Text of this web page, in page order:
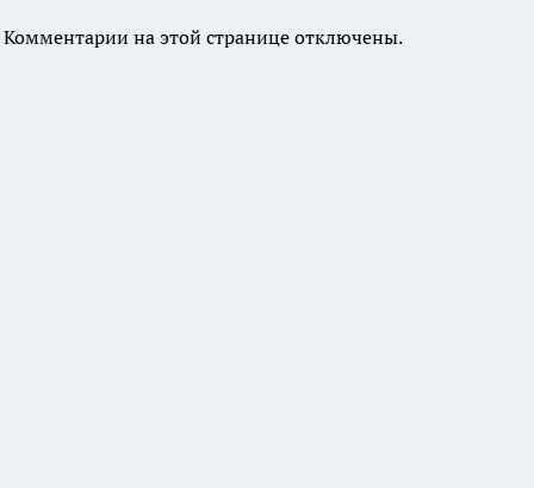
Комментарии на этой странице отключены.